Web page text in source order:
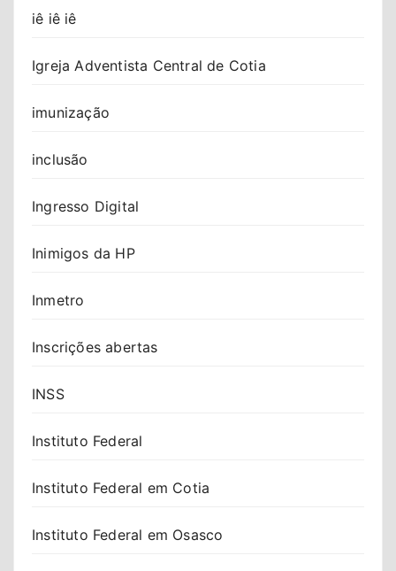
iê iê iê
Igreja Adventista Central de Cotia
imunização
inclusão
Ingresso Digital
Inimigos da HP
Inmetro
Inscrições abertas
INSS
Instituto Federal
Instituto Federal em Cotia
Instituto Federal em Osasco